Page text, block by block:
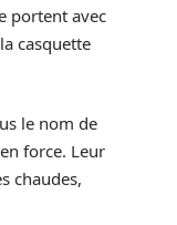
portent avec
casquette
le nom de
force. Leur
chaudes,